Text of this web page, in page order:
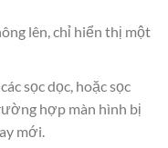
lên, chỉ hiển thị một
sọc dọc, hoặc sọc
hợp màn hình bị
mới.